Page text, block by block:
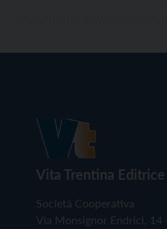
Vita Trentina Editrice
Società Cooperativa
Via Monsignor Endrici, 14